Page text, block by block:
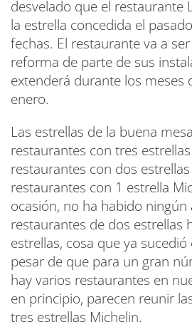
desvelado que el restaurante
la estrella concedida el
fechas. El restaurante va a
reforma de parte de sus
extenderá durante los meses
enero.
Las estrellas de la buena
restaurantes con tres
restaurantes con dos
restaurantes con 1 estrella
ocasión, no ha habido ningún
restaurantes de dos estrellas
estrellas, cosa que ya
pesar de que para un gran
hay varios restaurantes en
en principio, parecen reunir
tres estrellas Michelin.